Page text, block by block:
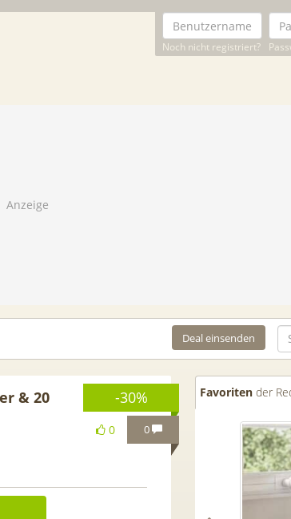
Noch nicht registriert?
Deal einsenden
-30%
0
0
& 20
Favoriten der